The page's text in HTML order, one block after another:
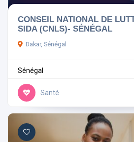
CONSEIL NATIONAL DE
SIDA (CNLS)- SÉNÉGAL
Dakar, Sénégal
Sénégal
Santé